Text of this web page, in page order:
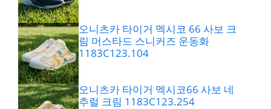
오니츠카 타이거 멕시코 66 사보 크
림 머스타드 스니커즈 운동화
1183C123.104
오니츠카 타이거 멕시코66 사보 네
추럴 크림 1183C123.254